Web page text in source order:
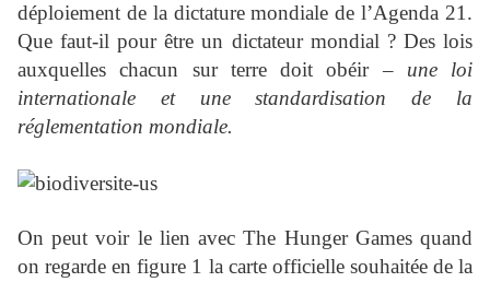
déploiement de la dictature mondiale de l’Agenda 21.
Que faut-il pour être un dictateur mondial ? Des lois
auxquelles chacun sur terre doit obéir – une loi
internationale et une standardisation de la
réglementation mondiale.
On peut voir le lien avec The Hunger Games quand
on regarde en figure 1 la carte officielle souhaitée de la